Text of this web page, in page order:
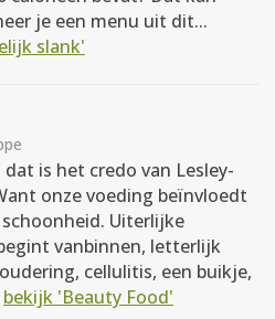
je een menu uit dit...
slank'
is het credo van Lesley-
onze voeding beïnvloedt
Uiterlijke
vanbinnen, letterlijk
cellulitis, een buikje,
bekijk 'Beauty Food'